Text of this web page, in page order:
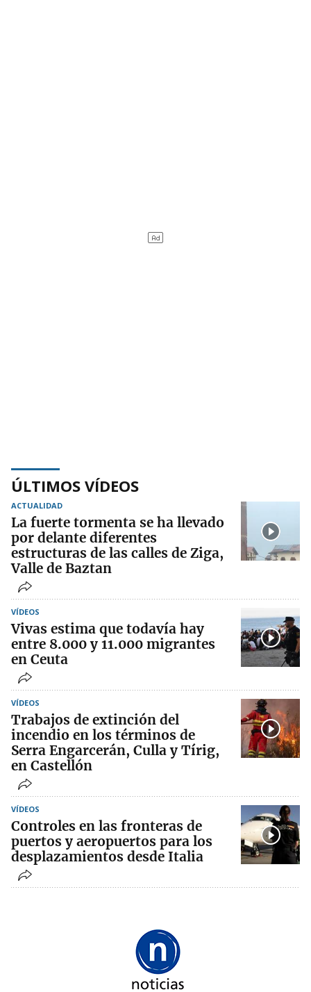
ÚLTIMOS VÍDEOS
ACTUALIDAD
La fuerte tormenta se ha llevado
por delante diferentes
estructuras de las calles de Ziga,
Valle de Baztan
VÍDEOS
Vivas estima que todavía hay
entre 8.000 y 11.000 migrantes
en Ceuta
VÍDEOS
Trabajos de extinción del
incendio en los términos de
Serra Engarcerán, Culla y Tírig,
en Castellón
VÍDEOS
Controles en las fronteras de
puertos y aeropuertos para los
desplazamientos desde Italia